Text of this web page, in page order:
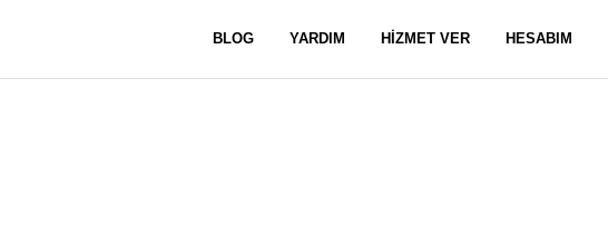
BLOG YARDIM HİZMET VER HESABIM